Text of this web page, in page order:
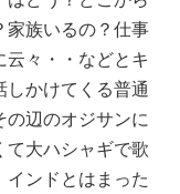
家族いるの？仕事
々・・などとキ
かけてくる普通
辺のオジサンに
大ハシャギで歌
ンドとはまった